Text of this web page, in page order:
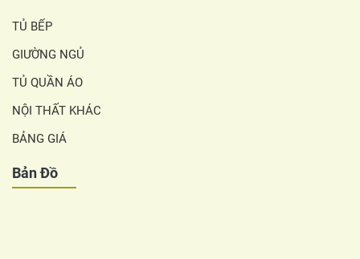
TỦ BẾP
GIƯỜNG NGỦ
TỦ QUẦN ÁO
NỘI THẤT KHÁC
BẢNG GIÁ
Bản Đồ